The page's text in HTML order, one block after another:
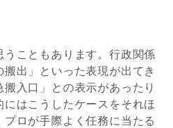
こともあります。行政関係
出」といった表現が出てき
入口」との表示があったり
はこうしたケースをそれほ
ロが手際よく任務に当たる